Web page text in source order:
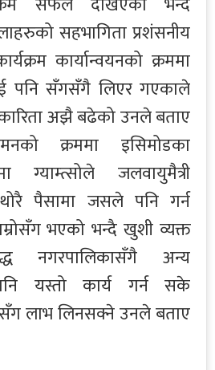
सहभागिता प्रशंसनीय
कार्यान्वयनको क्रममा
पनि सँगसँगै लिएर गएकाले
अझै बढेको उनले बताए
क्रममा इसिमोडका
ग्याम्त्सोले जलवायुमैत्री
थोरै पैसामा जसले पनि गर्न
भएको भन्दै खुशी व्यक्त
नगरपालिकासँगै अन्य
यस्तो कार्य गर्न सके
लाभ लिनसक्ने उनले बताए